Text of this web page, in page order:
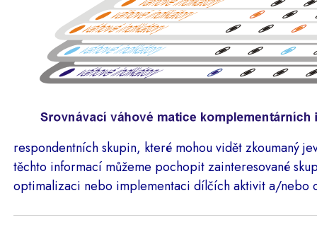
respondentních skupin, které mohou vidět zkoumaný
těchto informací můžeme pochopit zainteresované
optimalizaci nebo implementaci dílčích aktivit a/nebo